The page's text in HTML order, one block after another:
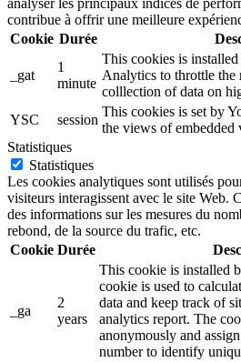
contribue à offrir une meilleure
Cookie Durée
_gat
1
minute
This cookies is
Analytics to throttle the
colllection of data on
YSC
session
This cookies is set by
the views of embedded
Statistiques
Statistiques
Les cookies analytiques sont utilisés
visiteurs interagissent avec le site Web.
des informations sur les mesures du
rebond, de la source du trafic, etc.
Cookie Durée
_ga
2
years
This cookie is installed
cookie is used to
data and keep track of
analytics report. The
anonymously and
number to identify